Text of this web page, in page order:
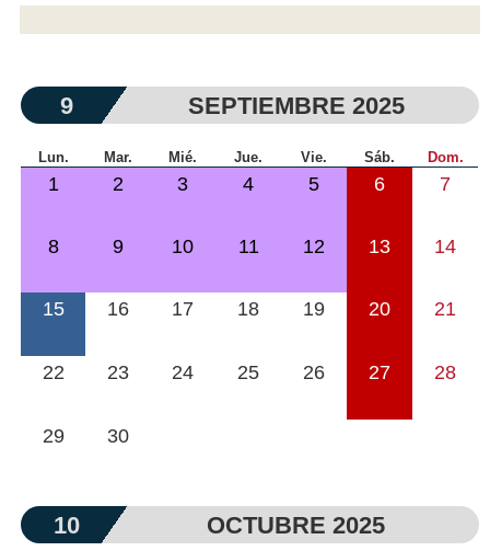
9 SEPTIEMBRE 2025
Lun. Mar. Mié. Jue. Vie. Sáb. Dom.
1 2 3 4 5 6 7
8 9 10 11 12 13 14
15 16 17 18 19 20 21
22 23 24 25 26 27 28
29 30
10 OCTUBRE 2025